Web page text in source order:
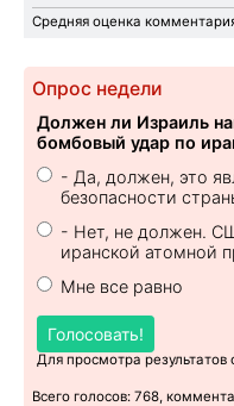
Средняя оценка
Опрос недели
Должен ли Израиль
бомбовый удар по
- Да, должен, это
безопасности
- Нет, не должен.
иранской атомной
Мне все равно
Голосовать!
Для просмотра
Всего голосов: 768,